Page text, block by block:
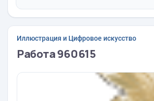
Иллюстрация и Цифровое искусство
Работа 960615